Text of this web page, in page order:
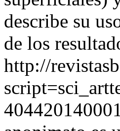
describe su
de los
http://